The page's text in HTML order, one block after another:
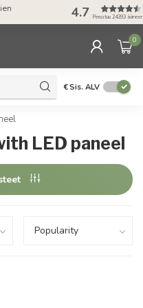
Valaistus joka
4.7 Perustuu 24393
0
€Sis. ALV
LED paneel